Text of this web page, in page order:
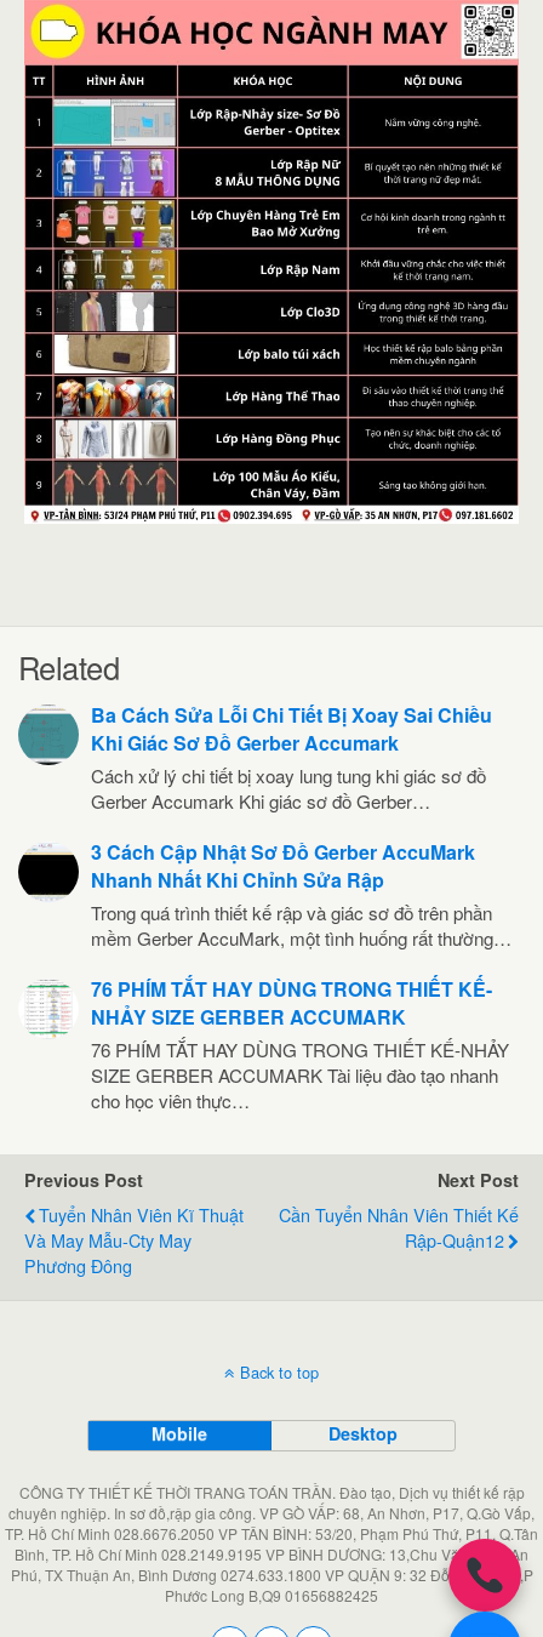
Related
Ba Cách Sửa Lỗi Chi Tiết Bị Xoay Sai Chiều
Khi Giác Sơ Đồ Gerber Accumark
Cách xử lý chi tiết bị xoay lung tung khi giác sơ đồ
Gerber Accumark Khi giác sơ đồ Gerber…
3 Cách Cập Nhật Sơ Đồ Gerber AccuMark
Nhanh Nhất Khi Chỉnh Sửa Rập
Trong quá trình thiết kế rập và giác sơ đồ trên phần
mềm Gerber AccuMark, một tình huống rất thường…
76 PHÍM TẮT HAY DÙNG TRONG THIẾT KẾ-
NHẢY SIZE GERBER ACCUMARK
76 PHÍM TẮT HAY DÙNG TRONG THIẾT KẾ-NHẢY
SIZE GERBER ACCUMARK Tài liệu đào tạo nhanh
cho học viên thực…
Previous Post
Tuyển Nhân Viên Kĩ Thuật
Và May Mẫu-Cty May
Phương Đông
Next Post
Cần Tuyển Nhân Viên Thiết Kế
Rập-Quận12
Back to top
Mobile Desktop
CÔNG TY THIẾT KẾ THỜI TRANG TOÁN TRẦN. Đào tạo, Dịch vụ thiết kế rập
chuyên nghiệp. In sơ đồ,rập gia công. VP GÒ VẤP: 68, An Nhơn, P17, Q.Gò Vấp,
TP. Hồ Chí Minh 028.6676.2050 VP TÂN BÌNH: 53/20, Phạm Phú Thứ, P11, Q.Tân
Bình, TP. Hồ Chí Minh 028.2149.9195 VP BÌNH DƯƠNG: 13,Chu Văn An, P An
Phú, TX Thuận An, Bình Dương 0274.633.1800 VP QUẬN 9: 32 Đỗ Xuân Hợp,P
Phước Long B,Q9 01656882425